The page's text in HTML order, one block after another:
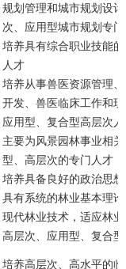
规划管理和城市规划设
次、应用型城市规划专
培养具有综合职业技能
人才
培养从事兽医资源管理
开发、兽医临床工作和
应用型、复合型高层次
主要为风景园林事业相
型、高层次的专门人才
培养具备良好的政治思
具有系统的林业基本理
现代林业技术，适应林
高层次、应用型、复合
培养高层次、高水平的